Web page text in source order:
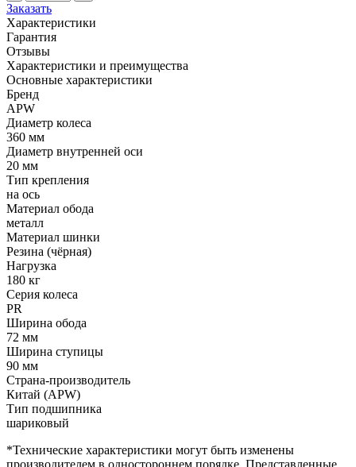
Заказать
Характеристики
Гарантия
Отзывы
Характеристики и преимущества
Основные характеристики
Бренд
APW
Диаметр колеса
360 мм
Диаметр внутренней оси
20 мм
Тип крепления
на ось
Материал обода
металл
Материал шинки
Резина (чёрная)
Нагрузка
180 кг
Серия колеса
PR
Ширина обода
72 мм
Ширина ступицы
90 мм
Страна-производитель
Китай (APW)
Тип подшипника
шариковый
*Технические характеристики могут быть изменены
производителем в одностороннем порядке. Представленные